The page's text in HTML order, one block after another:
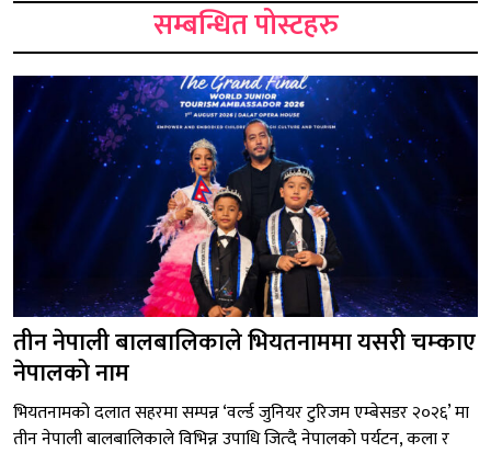
सम्बन्धित पोस्टहरु
तीन नेपाली बालबालिकाले भियतनाममा यसरी चम्काए
नेपालको नाम
भियतनामको दलात सहरमा सम्पन्न ‘वर्ल्ड जुनियर टुरिजम एम्बेसडर २०२६’ मा
तीन नेपाली बालबालिकाले विभिन्न उपाधि जित्दै नेपालको पर्यटन, कला र